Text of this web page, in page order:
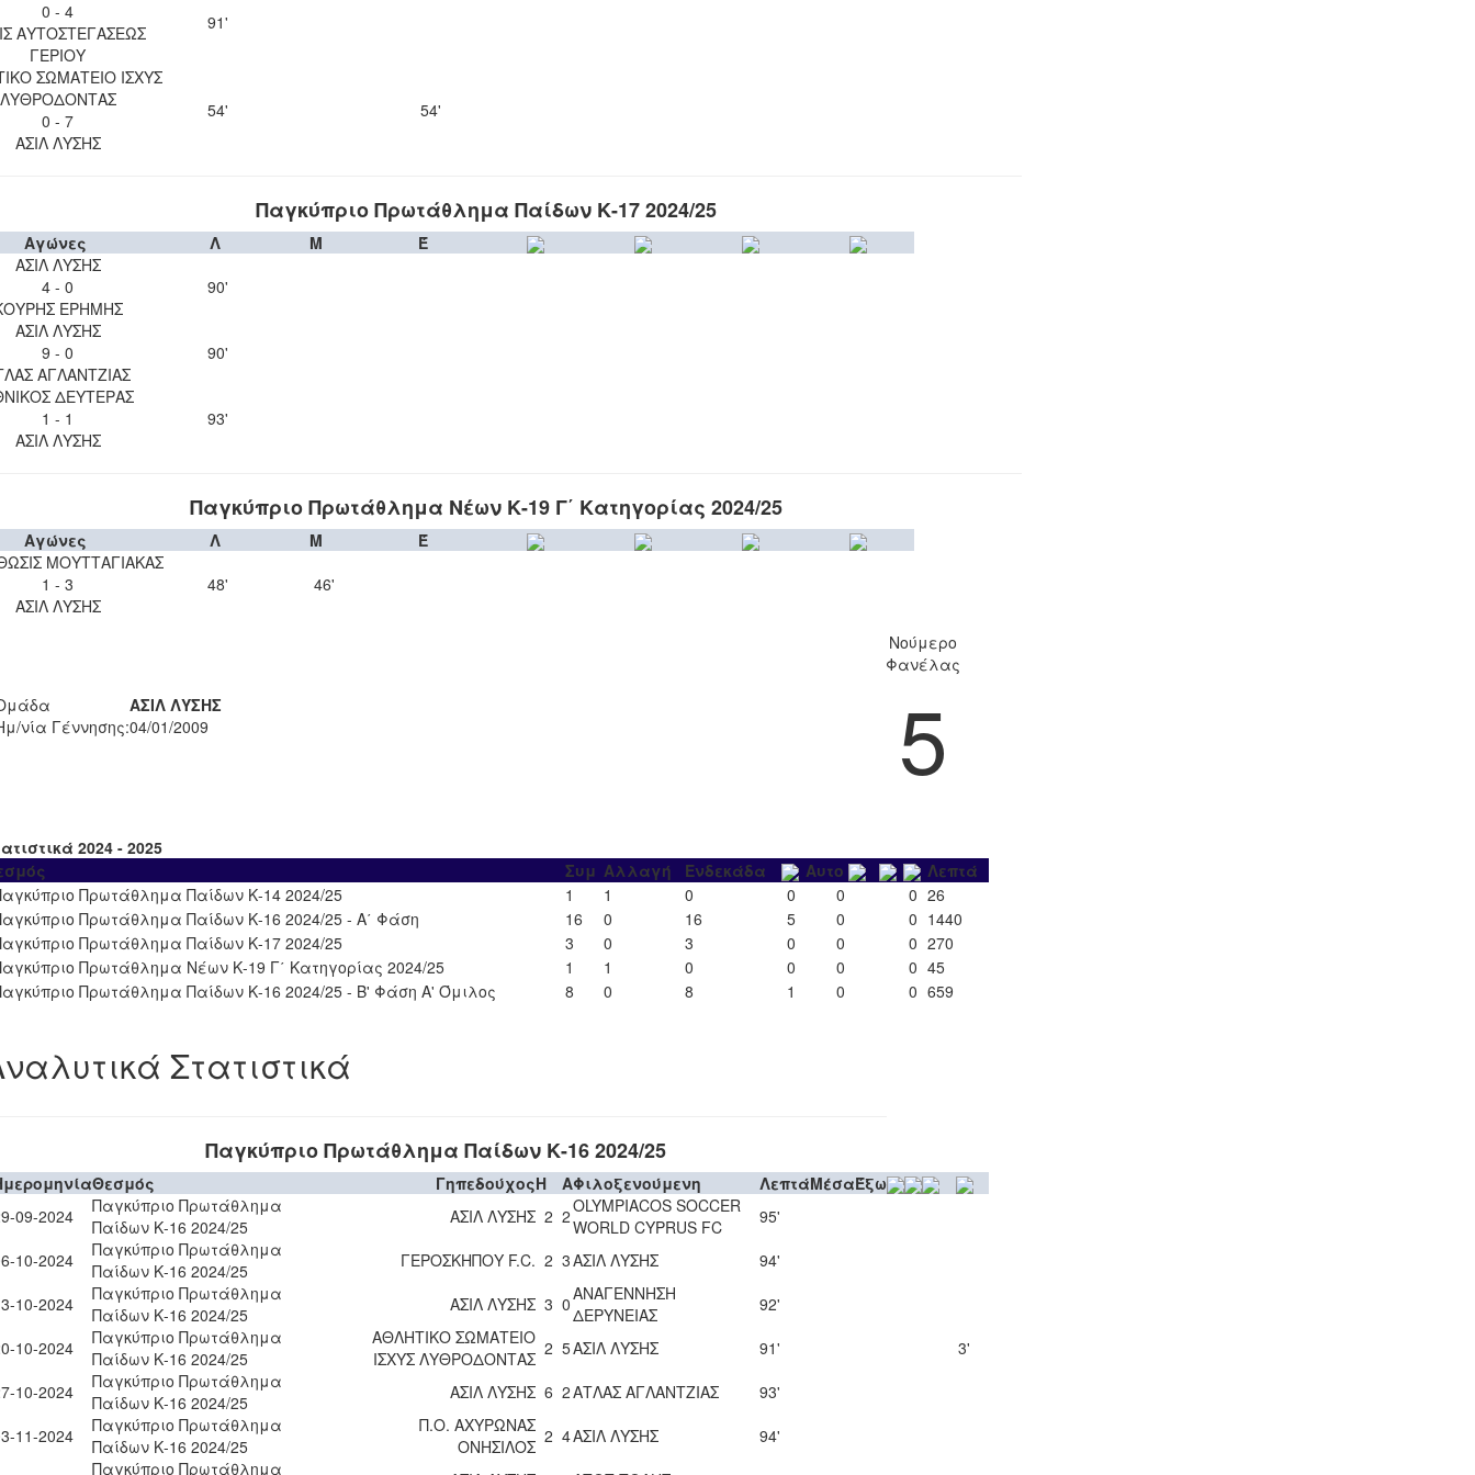
0 - 4
ΑΥΤΟΣΤΕΓΑΣΕΩΣ
ΓΕΡΙΟΥ
91'
ΣΩΜΑΤΕΙΟ ΙΣΧΥΣ
ΛΥΘΡΟΔΟΝΤΑΣ
0 - 7
ΑΣΙΛ ΛΥΣΗΣ
54' 54'
Παγκύπριο Πρωτάθλημα Παίδων Κ-17 2024/25
Αγώνες Λ Μ
Έ
ΑΣΙΛ ΛΥΣΗΣ
4 - 0
ΕΡΗΜΗΣ
90'
ΑΣΙΛ ΛΥΣΗΣ
9 - 0
ΑΓΛΑΝΤΖΙΑΣ
90'
ΔΕΥΤΕΡΑΣ
1 - 1
ΑΣΙΛ ΛΥΣΗΣ
93'
Παγκύπριο Πρωτάθλημα Νέων Κ-19 Γ΄ Κατηγορίας 2024/25
Αγώνες Λ Μ
Έ
ΜΟΥΤΤΑΓΙΑΚΑΣ
1 - 3
ΑΣΙΛ ΛΥΣΗΣ
48' 46'
ΑΣΙΛ ΛΥΣΗΣ
νία Γέννησης:04/01/2009
Νούμερο
Φανέλας
5
2024 - 2025
Συμ Αλλαγή Ενδεκάδα Αυτο
Λεπτά
Πρωτάθλημα Παίδων Κ-14 2024/25
1 1 0 0 0 0 26
Πρωτάθλημα Παίδων Κ-16 2024/25 - Α΄ Φάση
16 0 16 5 0 0 1440
Πρωτάθλημα Παίδων Κ-17 2024/25
3 0 3 0 0 0 270
Πρωτάθλημα Νέων Κ-19 Γ΄ Κατηγορίας 2024/25
1 1 0 0 0 0 45
Πρωτάθλημα Παίδων Κ-16 2024/25 - Β' Φάση Α' Όμιλος
8 0 8 1 0 0 659
Στατιστικά
Παγκύπριο Πρωτάθλημα Παίδων Κ-16 2024/25
Θεσμός ΓηπεδούχοςH AΦιλοξενούμενη ΛεπτάΜέσαΈξω
09-2024
Παγκύπριο Πρωτάθλημα
Παίδων Κ-16 2024/25
ΑΣΙΛ ΛΥΣΗΣ 2 2OLYMPIACOS SOCCER
WORLD CYPRUS FC
95'
10-2024
Παγκύπριο Πρωτάθλημα
Παίδων Κ-16 2024/25
ΓΕΡΟΣΚΗΠΟΥ F.C. 2 3ΑΣΙΛ ΛΥΣΗΣ
94'
10-2024
Παγκύπριο Πρωτάθλημα
Παίδων Κ-16 2024/25
ΑΣΙΛ ΛΥΣΗΣ 3 0ΑΝΑΓΕΝΝΗΣΗ
ΔΕΡΥΝΕΙΑΣ
92'
10-2024
Παγκύπριο Πρωτάθλημα
Παίδων Κ-16 2024/25
ΑΘΛΗΤΙΚΟ ΣΩΜΑΤΕΙΟ
ΙΣΧΥΣ ΛΥΘΡΟΔΟΝΤΑΣ 2 5ΑΣΙΛ ΛΥΣΗΣ 91'
3'
10-2024
Παγκύπριο Πρωτάθλημα
Παίδων Κ-16 2024/25
ΑΣΙΛ ΛΥΣΗΣ 6 2ΑΤΛΑΣ ΑΓΛΑΝΤΖΙΑΣ
93'
11-2024
Παγκύπριο Πρωτάθλημα
Παίδων Κ-16 2024/25
Π.Ο. ΑΧΥΡΩΝΑΣ
ΟΝΗΣΙΛΟΣ 2 4ΑΣΙΛ ΛΥΣΗΣ
94'
Παγκύπριο Πρωτάθλημα